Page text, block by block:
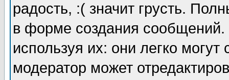
радость, :( значит грусть.
в форме создания сообщений.
используя их: они легко
модератор может